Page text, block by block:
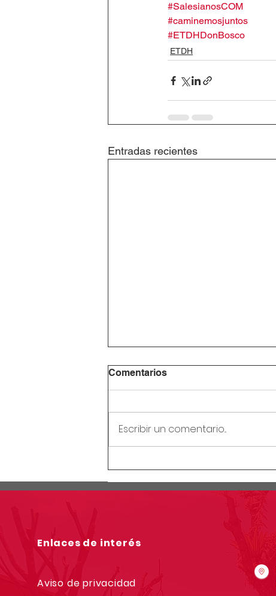
#SalesianosCOM
#caminemosjuntos
#ETDHDonBosco
ETDH
Entradas recientes
2024
Comentarios
Escribir un comentario...
Enlaces de interés
Aviso de privacidad